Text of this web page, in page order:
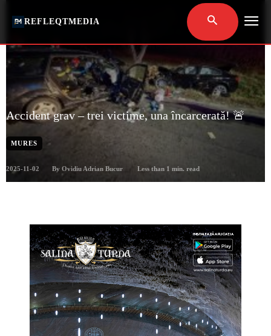
REFLEQTMEDIA
Accident grav – trei victime, una încarcerată! 🚨
MURES
2025-11-02 By Ovidiu Adrian Bucur Less than 1 min. read